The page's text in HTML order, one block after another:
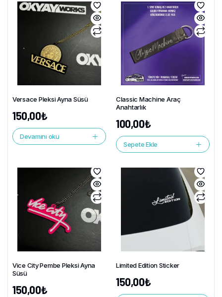
Versace Pleksi Ayna Süsü
150,00₺
Devamını oku
Classic Machine Araç
Anahtarlık
100,00₺
Sepete Ekle
Vice City Pembe Pleksi Ayna
Süsü
150,00₺
Limited Edition Sticker
150,00₺